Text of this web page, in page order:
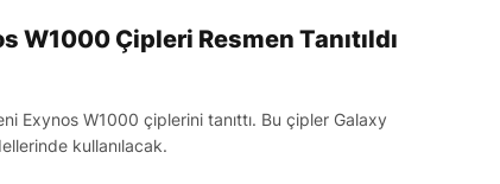
W1000 Çipleri Resmen Tanıtıldı
Exynos W1000 çiplerini tanıttı. Bu çipler Galaxy
kullanılacak.